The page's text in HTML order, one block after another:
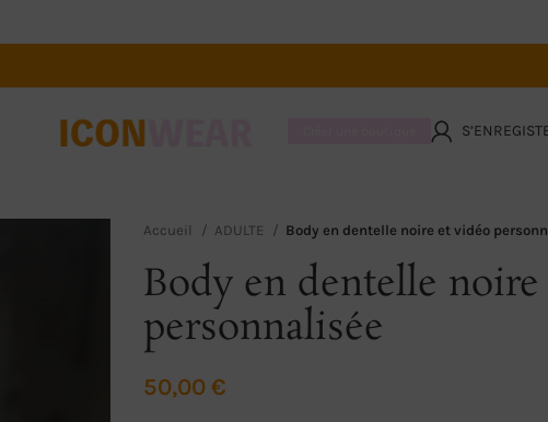
Accueil ADULTE Body en dentelle noire et vidéo
Body en dentelle
personnalisée
50,00 €